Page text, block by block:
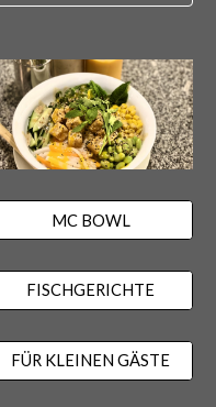
MC BOWL
FISCHGERICHTE
FÜR KLEINEN GÄSTE